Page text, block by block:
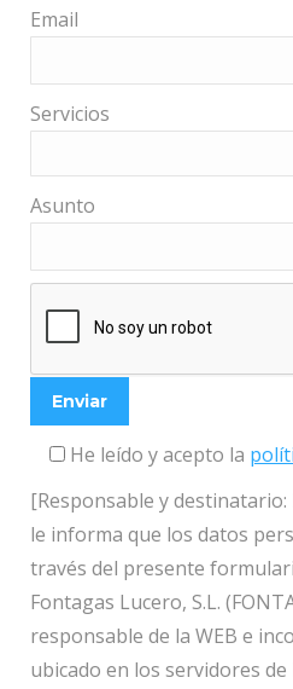
Email
Servicios
Asunto
He leído y acepto la
[Responsable y destinatario:
le informa que los datos
través del presente
Fontagas Lucero, S.L.
responsable de la WEB e
ubicado en los servidores de